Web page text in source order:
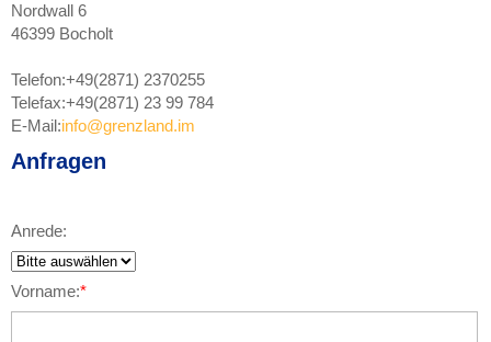
Nordwall 6
46399 Bocholt
Telefon:+49(2871) 2370255
Telefax:+49(2871) 23 99 784
E-Mail:info@grenzland.im
Anfragen
Anrede:
Vorname:*